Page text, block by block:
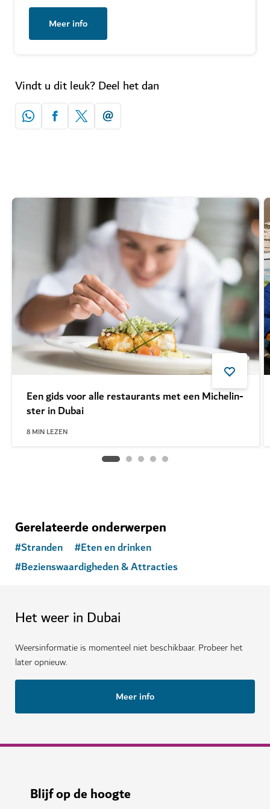
Meer info
Vindt u dit leuk? Deel het dan
Een gids voor alle restaurants met een Michelin-
ster in Dubai
8 MIN LEZEN
Gerelateerde onderwerpen
#Stranden #Eten en drinken
#Bezienswaardigheden & Attracties
Het weer in Dubai
Weersinformatie is momenteel niet beschikbaar. Probeer het
later opnieuw.
Meer info
Blijf op de hoogte